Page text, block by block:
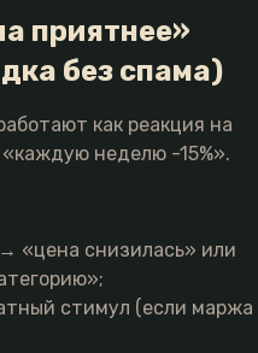
приятнее»
без спама)
как реакция на
«каждую неделю -15%».
«цена снизилась» или
стимул (если маржа